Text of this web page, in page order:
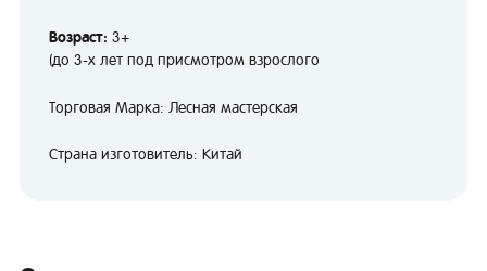
Возраст: 3+
(до 3-х лет под присмотром взрослого
Торговая Марка: Лесная мастерская
Страна изготовитель: Китай